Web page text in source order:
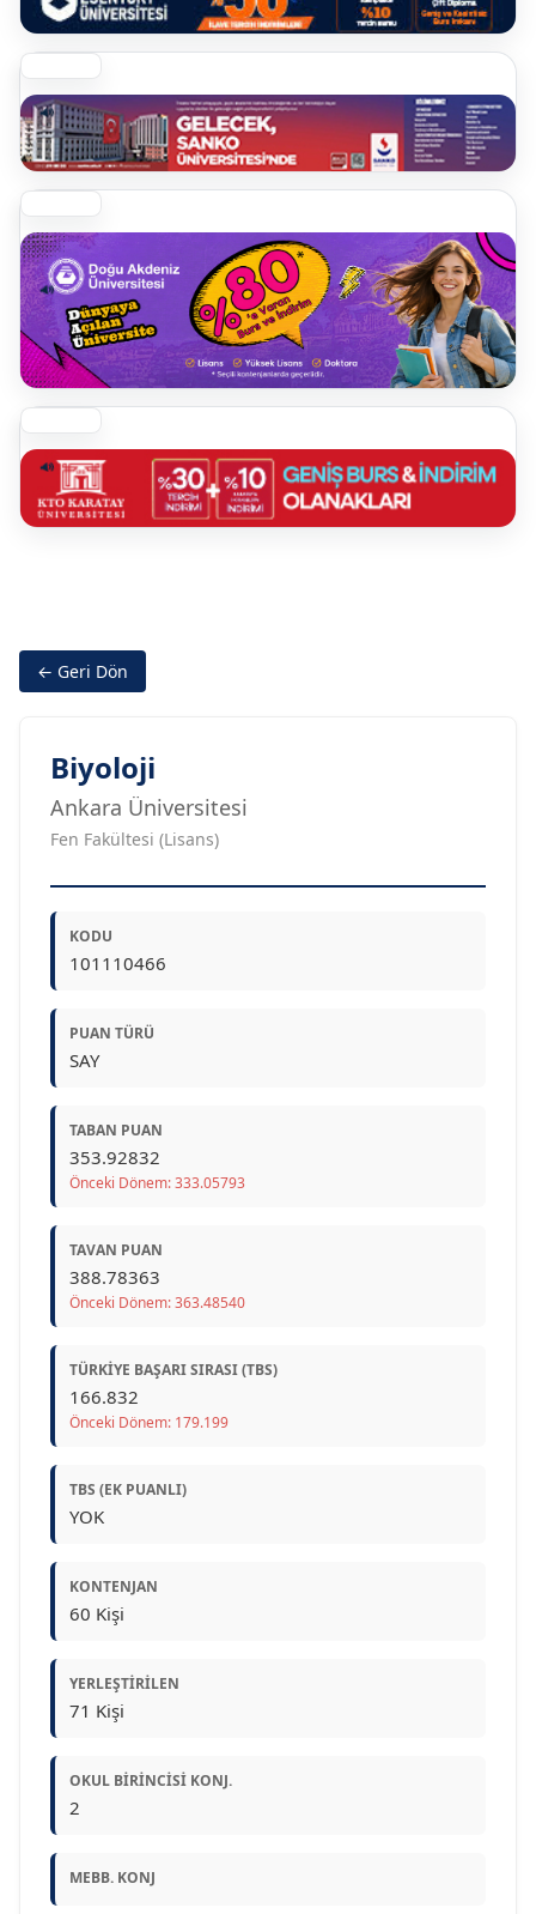
← Geri Dön
Biyoloji
Ankara Üniversitesi
Fen Fakültesi (Lisans)
KODU
101110466
PUAN TÜRÜ
SAY
TABAN PUAN
353.92832
Önceki Dönem: 333.05793
TAVAN PUAN
388.78363
Önceki Dönem: 363.48540
TÜRKIYE BAŞARI SIRASI (TBS)
166.832
Önceki Dönem: 179.199
TBS (EK PUANLI)
YOK
KONTENJAN
60 Kişi
YERLEŞTIRILEN
71 Kişi
OKUL BIRINCISI KONJ.
2
MEBB. KONJ